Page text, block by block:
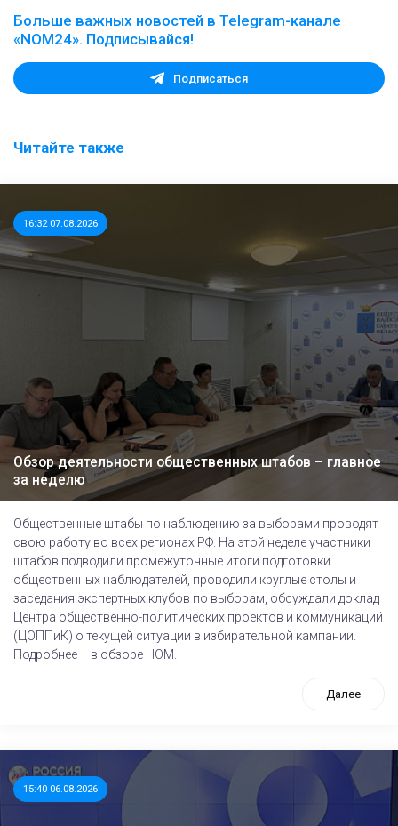
Больше важных новостей в Telegram-канале
«NOM24». Подписывайся!
Подписаться
Читайте также
16:32 07.08.2026
Обзор деятельности общественных штабов – главное
за неделю
Общественные штабы по наблюдению за выборами проводят
свою работу во всех регионах РФ. На этой неделе участники
штабов подводили промежуточные итоги подготовки
общественных наблюдателей, проводили круглые столы и
заседания экспертных клубов по выборам, обсуждали доклад
Центра общественно-политических проектов и коммуникаций
(ЦОППиК) о текущей ситуации в избирательной кампании.
Подробнее – в обзоре НОМ.
Далее
15:40 06.08.2026